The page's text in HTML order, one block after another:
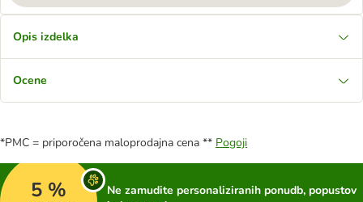
Opis izdelka
Ocene
*PMC = priporočena maloprodajna cena ** Pogoji
5 %
Ne zamudite personaliziranih ponudb, popustov